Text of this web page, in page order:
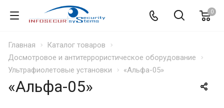
0
Главная
Каталог товаров
Досмотровое и антитеррористическое оборудование
Ультрафиолетовые установки
«Альфа-05»
«Альфа-05»